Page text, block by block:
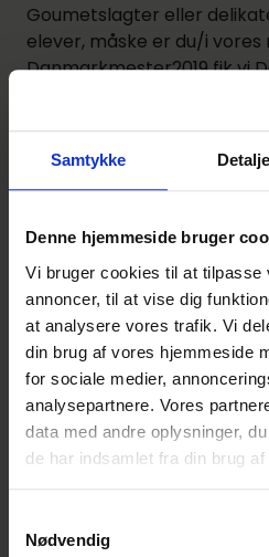
Samtykke
Denne hjemmeside bruger
Vi bruger cookies til at tilpasse
annoncer, til at vise dig
at analysere vores trafik. Vi
din brug af vores hjemmeside
for sociale medier,
analysepartnere. Vores
data med andre oplysninger,
de har indsamlet fra din brug
Nødvendig
Goumetslagter eller
elever, måske er du/i
Danmarkmester2019 fik vi
slagter elev. har du også
håndværk,så tøv ikke
Schmelling
Gourmetslagterelev
pølsemageri - Horsens
Bilka
Horsens
føtex
Denne
udløbet